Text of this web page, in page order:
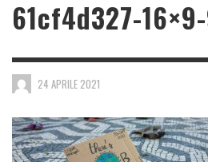
61cf4d327-
24 APRILE 2021